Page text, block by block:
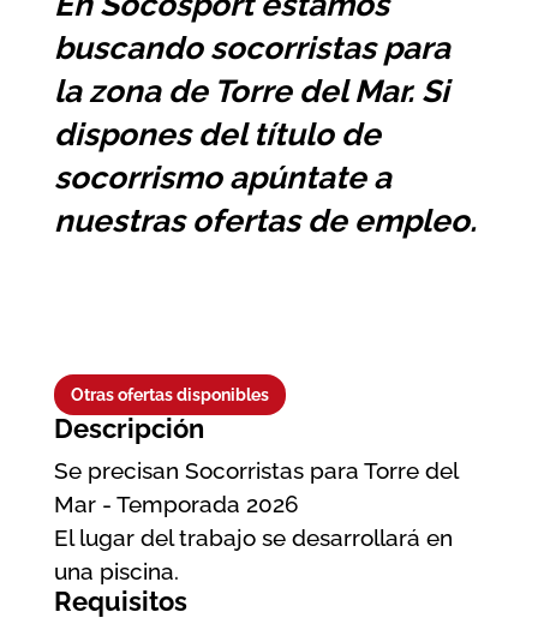
buscando socorristas para
la zona de Torre del Mar. Si
dispones del título de
socorrismo apúntate a
nuestras ofertas de empleo.
Otras ofertas disponibles
Descripción
Se precisan Socorristas para Torre del
Mar - Temporada 2026
El lugar del trabajo se desarrollará en
una piscina.
Requisitos